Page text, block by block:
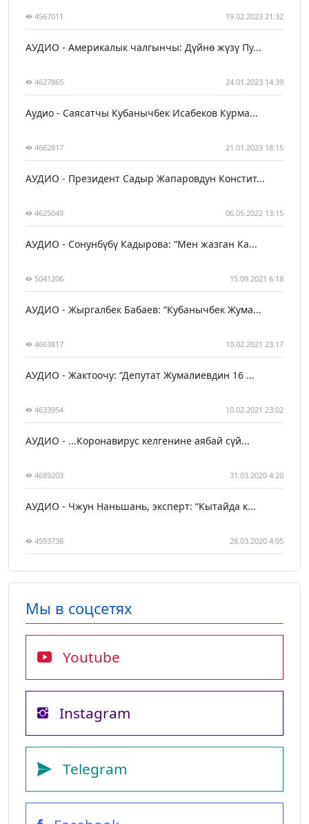
4567011 19.02.2023 21:32
АУДИО - Америкалык чалгынчы: Дүйнө жүзү Пу...
4627865 24.01.2023 14:39
Аудио - Саясатчы Кубанычбек Исабеков Курма...
4662817 21.01.2023 18:15
АУДИО - Президент Садыр Жапаровдун Констит...
4625049 06.05.2022 13:15
АУДИО - Сонунбүбү Кадырова: “Мен жазган Ка...
5041206 15.09.2021 6:18
АУДИО - Жыргалбек Бабаев: “Кубанычбек Жума...
4663817 10.02.2021 23:17
АУДИО - Жактоочу: “Депутат Жумалиевдин 16 ...
4633954 10.02.2021 23:02
АУДИО - ...Коронавирус келгенине аябай сүй...
4689203 31.03.2020 4:20
АУДИО - Чжун Наньшань, эксперт: “Кытайда к...
4593738 28.03.2020 4:05
Мы в соцсетях
Youtube
Instagram
Telegram